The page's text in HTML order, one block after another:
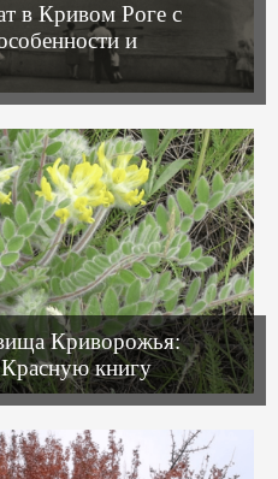
в Кривом Роге с
и
Криворожья:
Красную книгу